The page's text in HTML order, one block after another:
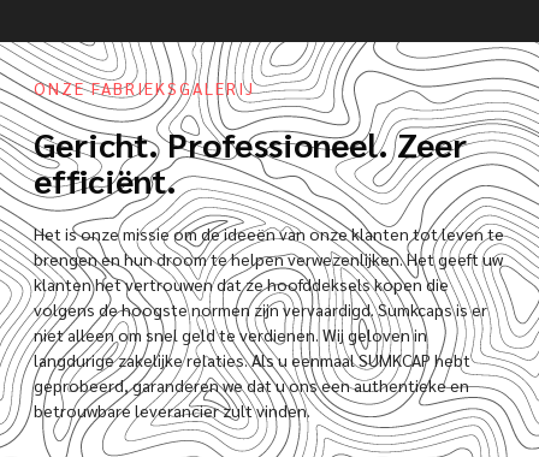
ONZE FABRIEKSGALERIJ
Gericht. Professioneel. Zeer
efficiënt.
Het is onze missie om de ideeën van onze klanten tot leven te
brengen en hun droom te helpen verwezenlijken. Het geeft uw
klanten het vertrouwen dat ze hoofddeksels kopen die
volgens de hoogste normen zijn vervaardigd. Sumkcaps is er
niet alleen om snel geld te verdienen. Wij geloven in
langdurige zakelijke relaties. Als u eenmaal SUMKCAP hebt
geprobeerd, garanderen we dat u ons een authentieke en
betrouwbare leverancier zult vinden.